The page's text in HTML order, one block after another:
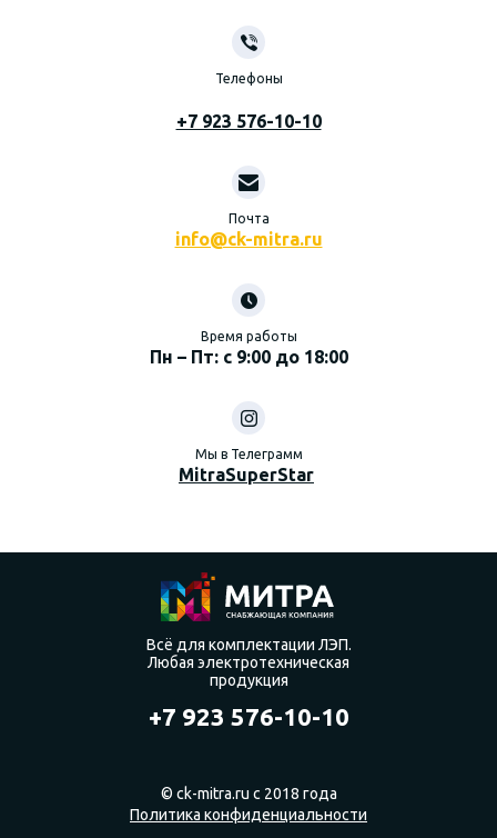
Телефоны
+7 923 576-10-10
Почта
info@ck-mitra.ru
Время работы
Пн – Пт: с 9:00 до 18:00
Мы в Телеграмм
MitraSuperStar
Всё для комплектации ЛЭП.
Любая электротехническая
продукция
+7 923 576-10-10
© ck-mitra.ru с 2018 года
Политика конфиденциальности